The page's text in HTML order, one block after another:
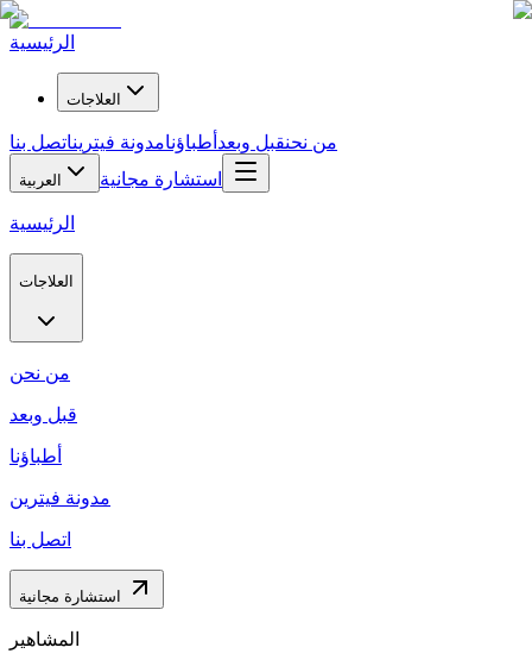
الرئيسية
العلاجات
من نحنقبل وبعد أطباؤنامدونة فيتريناتصل بنا
العربية استشارة مجانية
الرئيسية
العلاجات
من نحن
قبل وبعد
أطباؤنا
مدونة فيترين
اتصل بنا
استشارة مجانية
المشاهير